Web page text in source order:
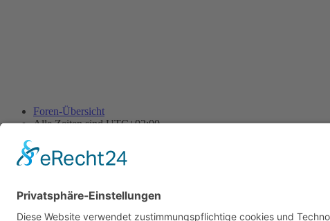
Foren-Übersicht
Alle Zeiten sindUTC+02:00
Powered byphpBB® Forum Software © phpBB Limited